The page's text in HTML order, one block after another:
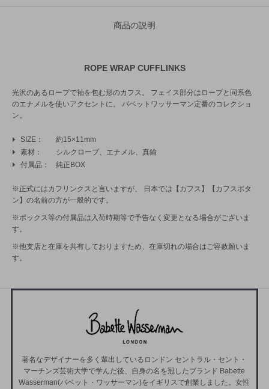
商品の説明
ROPE WRAP CUFFLINKS
光沢のあるロープで袖を包む形のカフス。 フェイス部分はロープと同系色
のエナメルを使いアクセントに。 バベットワッサーマン定番のコレクショ
ン。
SIZE
約15×11mm
素材
シルクロープ、エナメル、真鍮
付属品
純正BOX
※正式にはカフリンクスと言いますが、 日本では【カフス】【カフスボタ
ン】の名前の方が一般的です。
※ボックス等の付属品は入荷時期等で予告なく変更となる場合がございま
す。
※他支店と在庫を共有しておりますため、在庫切れの場合はご容赦願いま
す。
著名なデザイナーを多く輩出しているロンドン セントラル・セント・
マーチンズ芸術大学で学んだ後、自身の名を冠したブランド Babette
Wasserman(バベット・ワッサーマン)をイギリスで創業しました。女性